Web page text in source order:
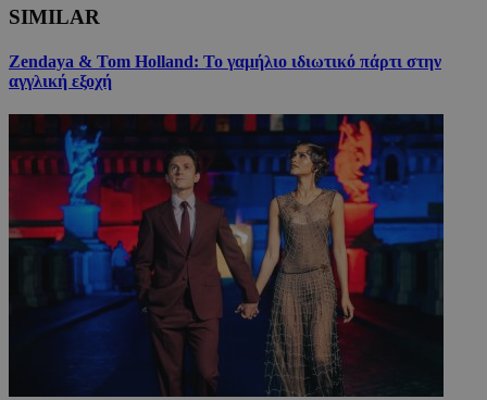
SIMILAR
Zendaya & Tom Holland: Το γαμήλιο ιδιωτικό πάρτι στην
αγγλική εξοχή